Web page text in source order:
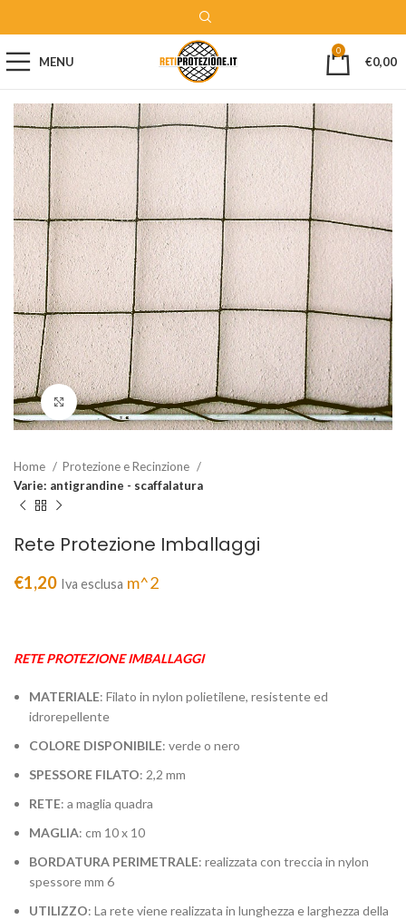
MENU
0
€0,00
Clicca per ingrandire
Home
Protezione e Recinzione
Varie: antigrandine - scaffalatura
Rete Protezione Imballaggi
€1,20 Iva esclusa m^2
RETE PROTEZIONE IMBALLAGGI
MATERIALE: Filato in nylon polietilene, resistente ed
idrorepellente
COLORE DISPONIBILE: verde o nero
SPESSORE FILATO: 2,2 mm
RETE: a maglia quadra
MAGLIA: cm 10 x 10
BORDATURA PERIMETRALE: realizzata con treccia in nylon
spessore mm 6
UTILIZZO: La rete viene realizzata in lunghezza e larghezza della